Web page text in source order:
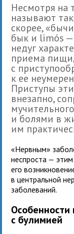
Несмотря на
называют
скорее,
бык и limós —
недуг
приема
с
к ее
Приступы
внезапно,
и болями в
им
«Нервным»
неспроста —
его
в центральной
заболеваний.
с булимией